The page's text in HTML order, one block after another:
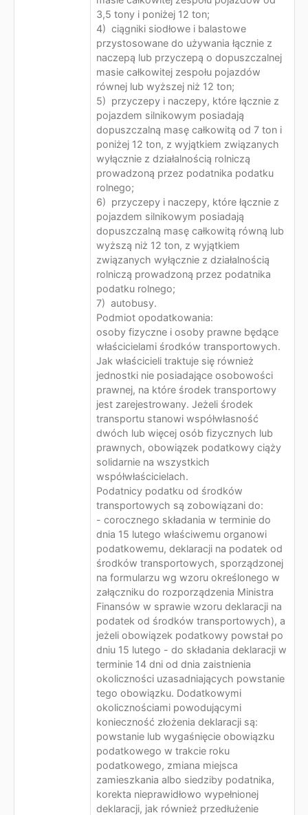
3,5 tony i poniżej 12 ton;
4) ciągniki siodłowe i balastowe
przystosowane do używania łącznie z
naczepą lub przyczepą o dopuszczalnej
masie całkowitej zespołu pojazdów
równej lub wyższej niż 12 ton;
5) przyczepy i naczepy, które łącznie z
pojazdem silnikowym posiadają
dopuszczalną masę całkowitą od 7 ton i
poniżej 12 ton, z wyjątkiem związanych
wyłącznie z działalnością rolniczą
prowadzoną przez podatnika podatku
rolnego;
6) przyczepy i naczepy, które łącznie z
pojazdem silnikowym posiadają
dopuszczalną masę całkowitą równą lub
wyższą niż 12 ton, z wyjątkiem
związanych wyłącznie z działalnością
rolniczą prowadzoną przez podatnika
podatku rolnego;
7) autobusy.
Podmiot opodatkowania:
osoby fizyczne i osoby prawne będące
właścicielami środków transportowych.
Jak właścicieli traktuje się również
jednostki nie posiadające osobowości
prawnej, na które środek transportowy
jest zarejestrowany. Jeżeli środek
transportu stanowi współwłasność
dwóch lub więcej osób fizycznych lub
prawnych, obowiązek podatkowy ciąży
solidarnie na wszystkich
współwłaścicielach.
Podatnicy podatku od środków
transportowych są zobowiązani do:
- corocznego składania w terminie do
dnia 15 lutego właściwemu organowi
podatkowemu, deklaracji na podatek od
środków transportowych, sporządzonej
na formularzu wg wzoru określonego w
załączniku do rozporządzenia Ministra
Finansów w sprawie wzoru deklaracji na
podatek od środków transportowych), a
jeżeli obowiązek podatkowy powstał po
dniu 15 lutego - do składania deklaracji w
terminie 14 dni od dnia zaistnienia
okoliczności uzasadniających powstanie
tego obowiązku. Dodatkowymi
okolicznościami powodującymi
konieczność złożenia deklaracji są:
powstanie lub wygaśnięcie obowiązku
podatkowego w trakcie roku
podatkowego, zmiana miejsca
zamieszkania albo siedziby podatnika,
korekta nieprawidłowo wypełnionej
deklaracji, jak również przedłużenie